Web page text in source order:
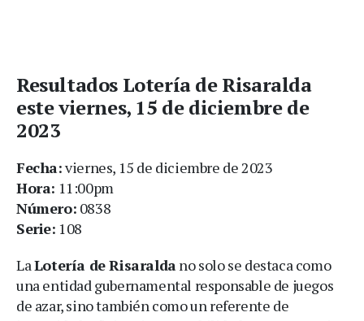
Resultados Lotería de Risaralda
este viernes, 15 de diciembre de
2023
Fecha:viernes, 15 de diciembre de 2023
Hora: 11:00pm
Número: 0838
Serie: 108
LaLotería de Risaraldano solo se destaca como
una entidad gubernamental responsable de juegos
de azar, sino también como un referente de